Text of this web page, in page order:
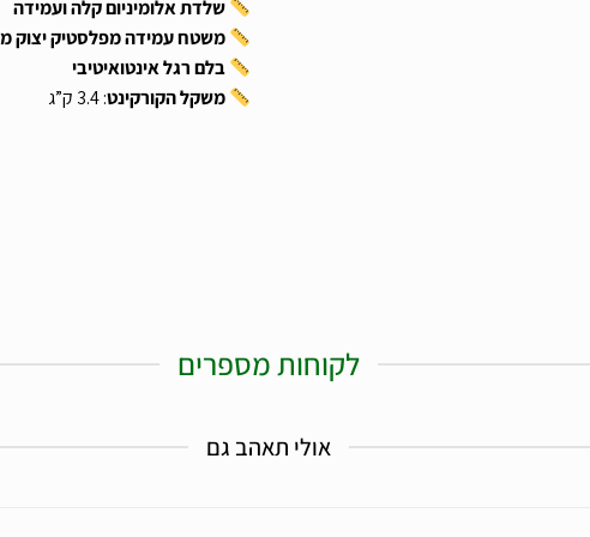
שלדת אלומיניום קלה ועמידה
משטח עמידה מפלסטיק יצוק
בלם רגל אינטואיטיבי
משקל הקורקינט: 3.4 ק”ג
לקוחות מספרים
אולי תאהב גם